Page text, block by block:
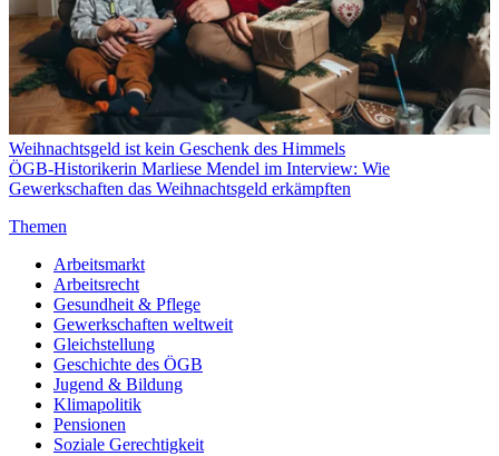
Weihnachtsgeld ist kein Geschenk des Himmels
ÖGB-Historikerin Marliese Mendel im Interview: Wie
Gewerkschaften das Weihnachtsgeld erkämpften
Themen
Arbeitsmarkt
Arbeitsrecht
Gesundheit & Pflege
Gewerkschaften weltweit
Gleichstellung
Geschichte des ÖGB
Jugend & Bildung
Klimapolitik
Pensionen
Soziale Gerechtigkeit